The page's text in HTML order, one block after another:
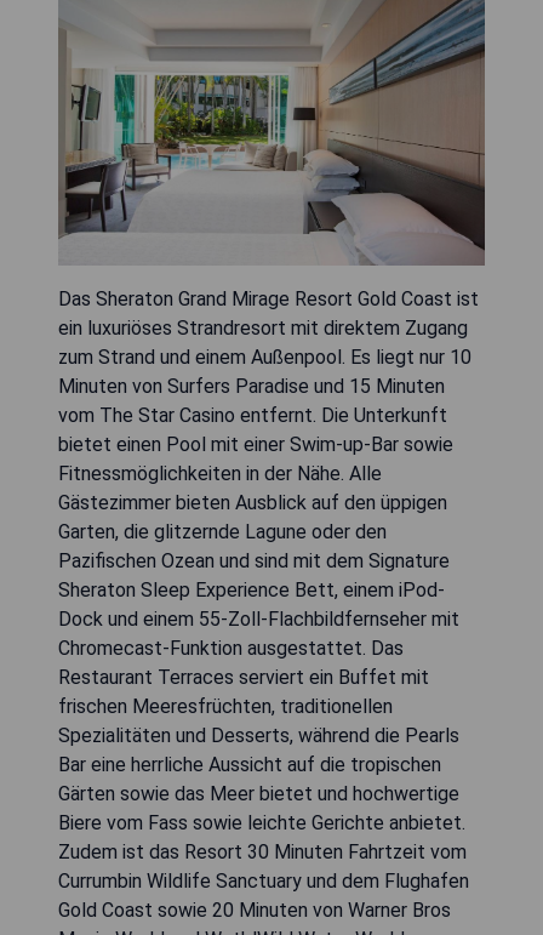
Das Sheraton Grand Mirage Resort Gold Coast ist
ein luxuriöses Strandresort mit direktem Zugang
zum Strand und einem Außenpool. Es liegt nur 10
Minuten von Surfers Paradise und 15 Minuten
vom The Star Casino entfernt. Die Unterkunft
bietet einen Pool mit einer Swim-up-Bar sowie
Fitnessmöglichkeiten in der Nähe. Alle
Gästezimmer bieten Ausblick auf den üppigen
Garten, die glitzernde Lagune oder den
Pazifischen Ozean und sind mit dem Signature
Sheraton Sleep Experience Bett, einem iPod-
Dock und einem 55-Zoll-Flachbildfernseher mit
Chromecast-Funktion ausgestattet. Das
Restaurant Terraces serviert ein Buffet mit
frischen Meeresfrüchten, traditionellen
Spezialitäten und Desserts, während die Pearls
Bar eine herrliche Aussicht auf die tropischen
Gärten sowie das Meer bietet und hochwertige
Biere vom Fass sowie leichte Gerichte anbietet.
Zudem ist das Resort 30 Minuten Fahrtzeit vom
Currumbin Wildlife Sanctuary und dem Flughafen
Gold Coast sowie 20 Minuten von Warner Bros